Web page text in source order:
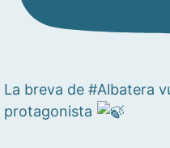
La breva de #Albatera
protagonista